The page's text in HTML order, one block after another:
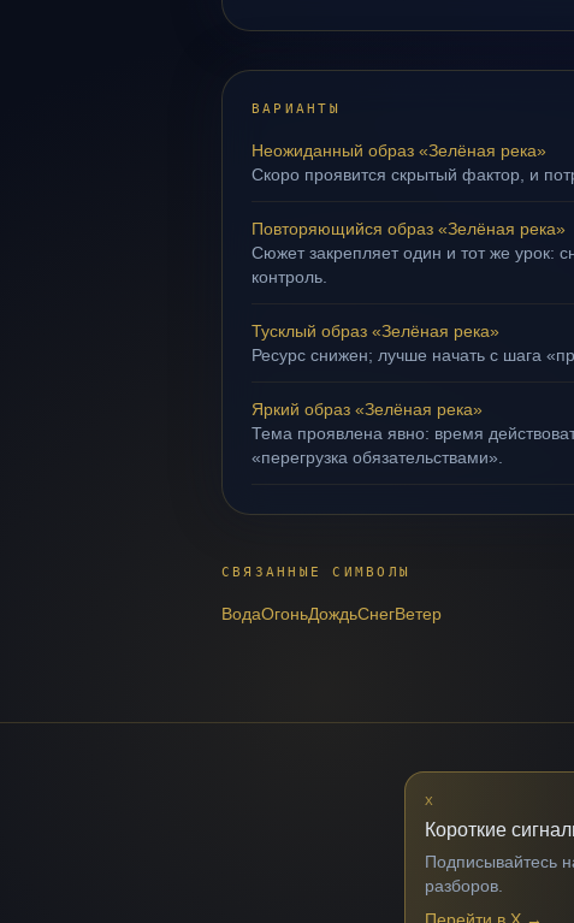
ВАРИАНТЫ
Неожиданный образ «Зелёная река»
Скоро проявится скрытый фактор, и
Повторяющийся образ «Зелёная река»
Сюжет закрепляет один и тот же урок:
контроль.
Тусклый образ «Зелёная река»
Ресурс снижен; лучше начать с шага
Яркий образ «Зелёная река»
Тема проявлена явно: время
«перегрузка обязательствами».
СВЯЗАННЫЕ СИМВОЛЫ
ВодаОгоньДождьСнегВетер
X
Короткие
Подписывайтесь
разборов.